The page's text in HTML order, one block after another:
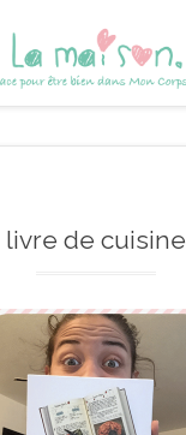
livre de cuisine